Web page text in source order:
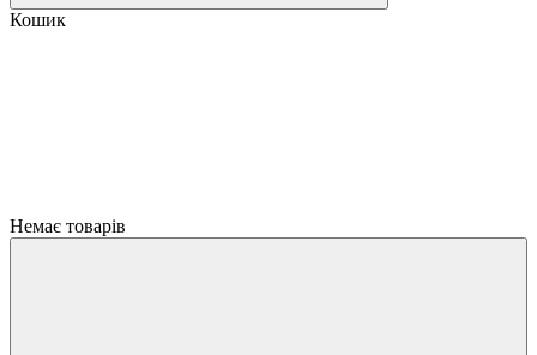
Кошик
Немає товарів